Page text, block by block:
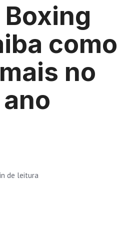
Boxing
como
no
de leitura